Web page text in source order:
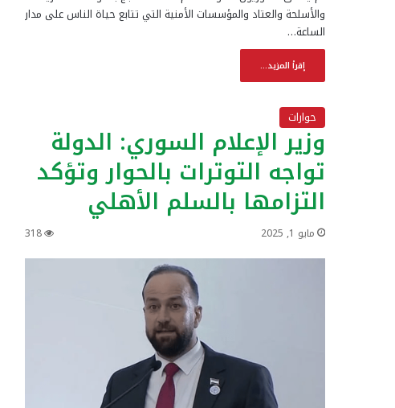
والأسلحة والعتاد والمؤسسات الأمنية التي تتابع حياة الناس على مدار
الساعة…
إقرأ المزيد...
حوارات
وزير الإعلام السوري: الدولة
تواجه التوترات بالحوار وتؤكد
التزامها بالسلم الأهلي
مايو 1, 2025 318